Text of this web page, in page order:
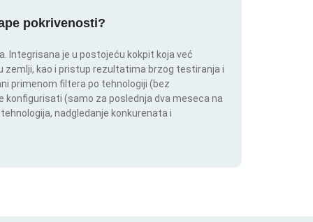
pokrivenosti?
Integrisana je u postojeću kokpit koja već
kao i pristup rezultatima brzog testiranja i
primenom filtera po tehnologiji (bez
konfigurisati (samo za poslednja dva meseca na
nadgledanje konkurenata i